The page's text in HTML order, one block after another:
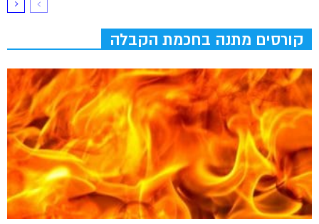
קורסים מתנה בחכמת הקבלה